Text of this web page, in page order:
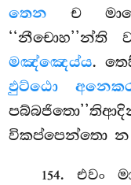
තෙන ච
‘‘නීචොහ’’න්ති
මඤ්ඤෙය්ය.
ඵුට්ඨො
විකප්පෙන්තො න
154. එවං